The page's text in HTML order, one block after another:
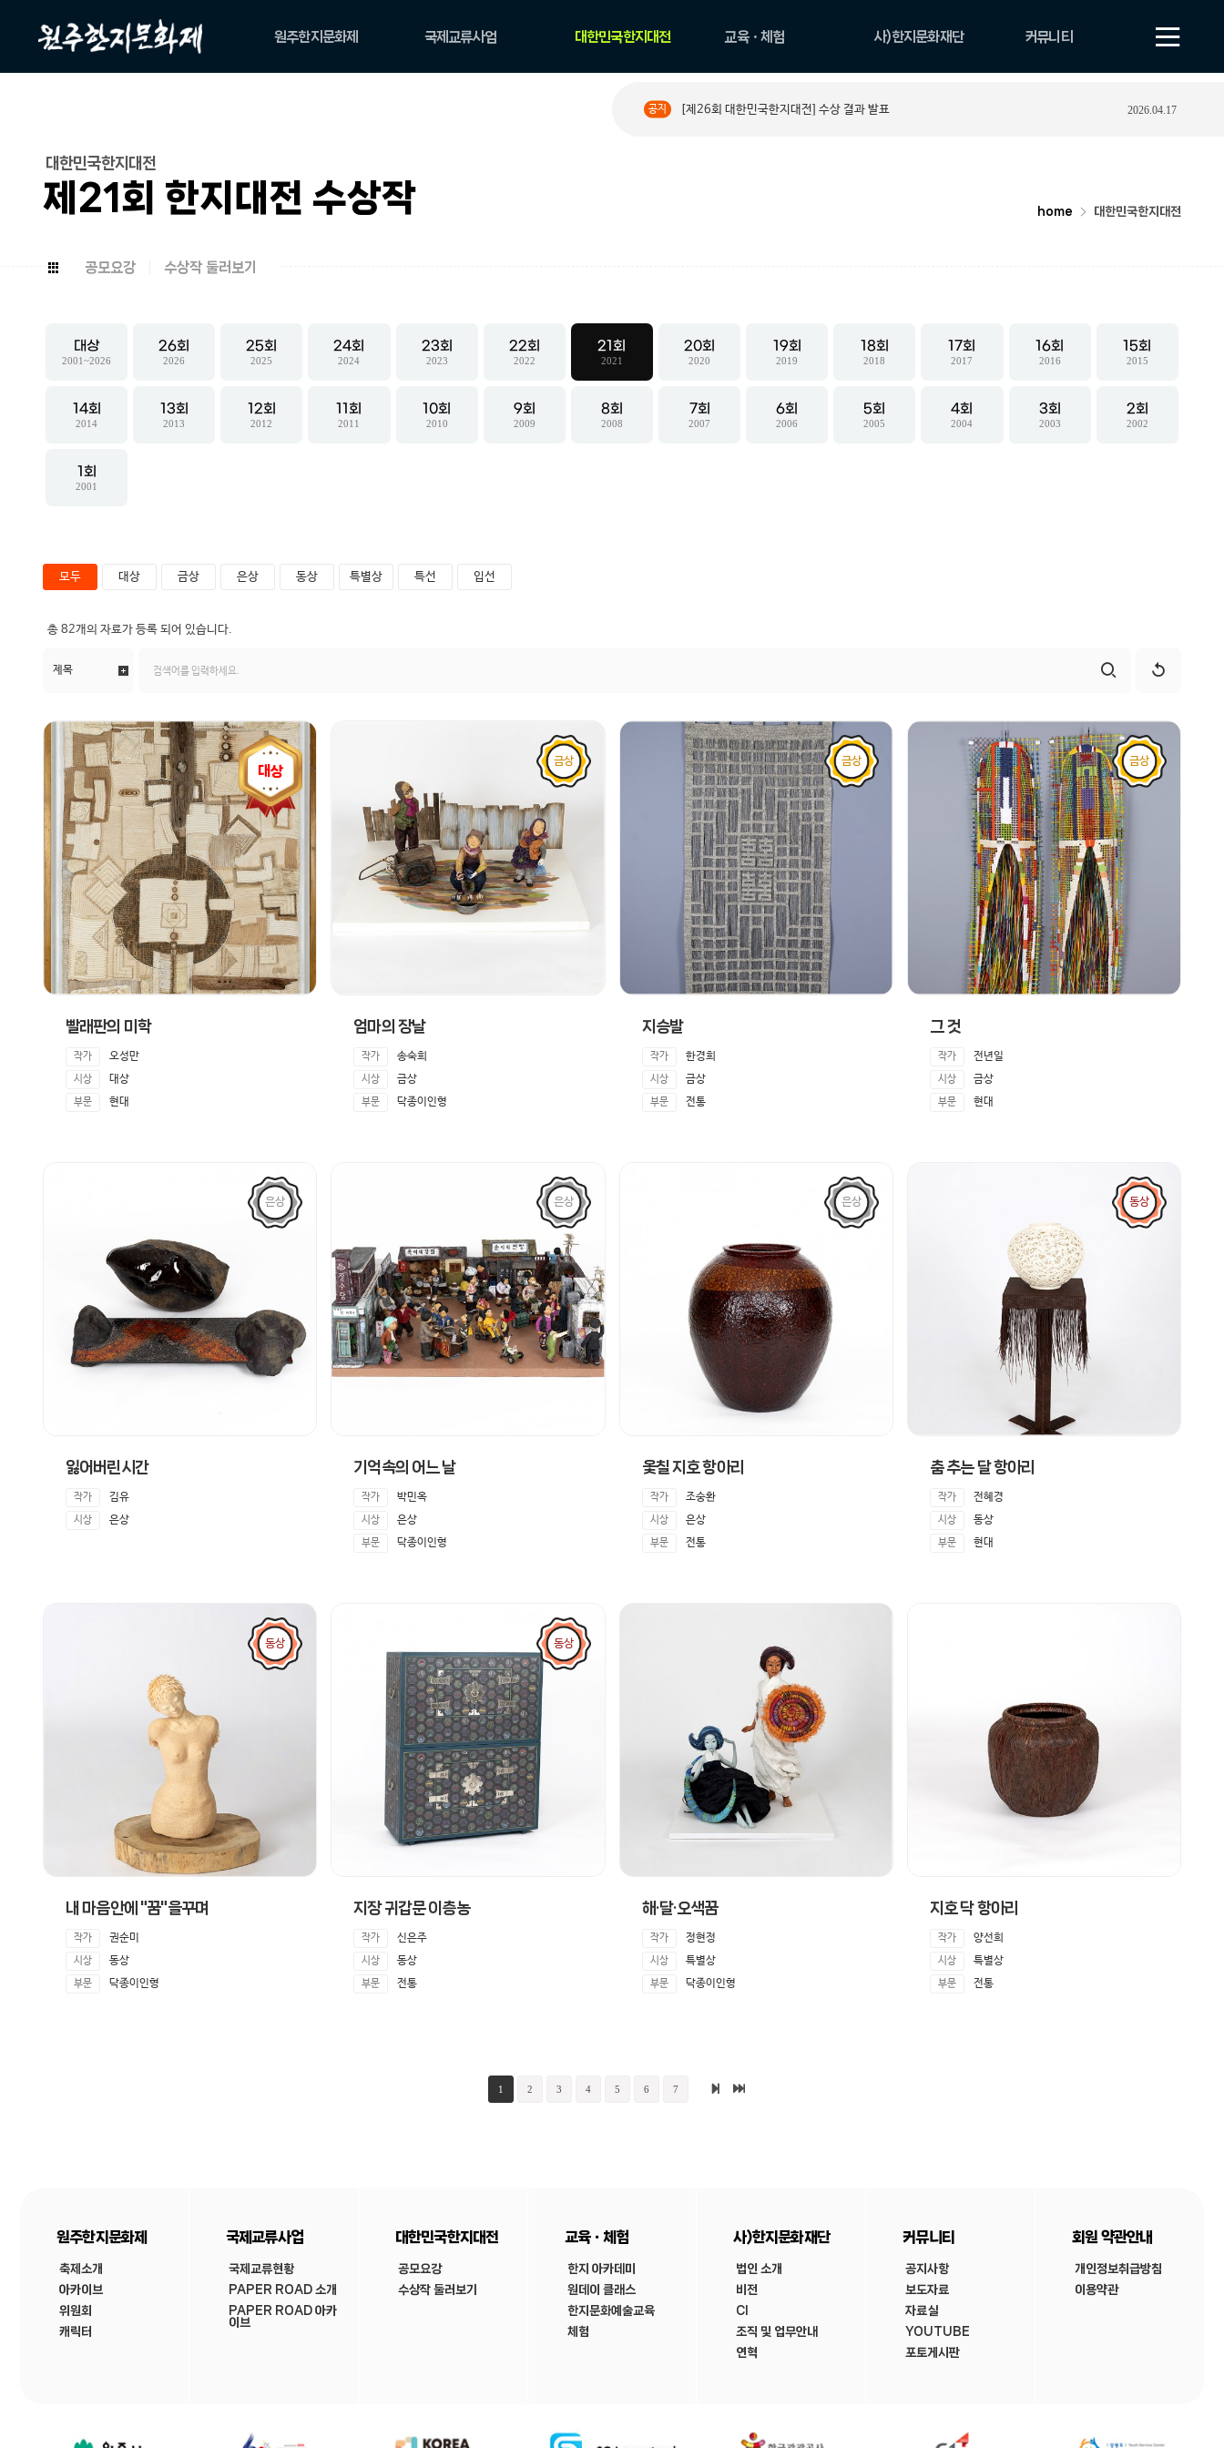
원주한지문화제 국제교류사업 대한민국한지대전
수상작 둘러보기
교육ㆍ체험 사)한지문화재단 커뮤니티
공지 [제26회 대한민국한지대전] 수상 결과 발표 2026.04.17
대한민국한지대전
제21회 한지대전 수상작 home 대한민국한지대전
공모요강 수상작 둘러보기
대상
2001~2026
26
2026
25
2025
24
2024
23
2023
22
2022
21
2021
20
2020
19
2019
18
2018
17
2017
16
2016
15
2015
14
2014
13
2013
12
2012
11
2011
10
2010
9
2009
8
2008
7
2007
6
2006
5
2005
4
2004
3
2003
2
2002
1
2001
모두 대상 금상 은상 동상 특별상 특선 입선
총 82개의 자료가 등록 되어 있습니다.
대상
빨래판의 미학
작가 오성만
시상 대상
부문 현대
금상
엄마의 장날
작가 송숙희
시상 금상
부문 닥종이인형
금상
지승발
작가 한경희
시상 금상
부문 전통
금상
그 것
작가 전년일
시상 금상
부문 현대
은상
잃어버린시간
작가 김유
시상 은상
은상
기억속의 어느 날
작가 박민옥
시상 은상
부문 닥종이인형
은상
옻칠 지호 항아리
작가 조숭환
시상 은상
부문 전통
동상
춤 추는 달 항아리
작가 전혜경
시상 동상
부문 현대
동상
내 마음안에 "꿈"을꾸며
작가 권순미
시상 동상
부문 닥종이인형
동상
지장 귀갑문 이층농
작가 신은주
시상 동상
부문 전통
해·달·오색꿈
작가 정현정
시상 특별상
부문 닥종이인형
지호 닥 항아리
작가 양선희
시상 특별상
부문 전통
1 2 3 4 5 6 7
원주한지문화제
축제소개
아카이브
위원회
캐릭터
국제교류사업
국제교류현황
PAPER ROAD 소개
PAPER ROAD 아카
이브
대한민국한지대전
공모요강
수상작 둘러보기
교육ㆍ체험
한지 아카데미
원데이 클래스
한지문화예술교육
체험
사)한지문화재단
법인 소개
비전
CI
조직 및 업무안내
연혁
커뮤니티
공지사항
보도자료
자료실
YOUTUBE
포토게시판
회원 약관안내
개인정보취급방침
이용약관